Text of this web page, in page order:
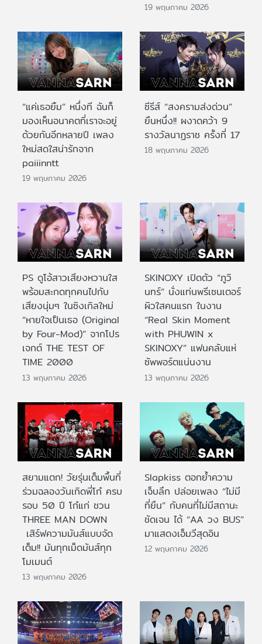
19 พฤษภาคม 2026
“แค่เธอยิ้ม” หนึ่งที ฉันก็
มองเห็นอนาคตที่เราจะอยู่
ด้วยกันอีกหลายปี เพลง
ใหม่สดใสน่ารักจาก
paiiinntt
19 พฤษภาคม 2026
ซีรีส์ “สงครามส่งด่วน”
ยืนหนึ่ง!! ผงาดคว้า 9
รางวัลนาฏราช ครั้งที่ 17
18 พฤษภาคม 2026
PS ดูโอ้สาวเสียงหวานใส
พร้อมสะกดทุกคนไปกับ
เสียงนุ่มๆ ในซิงเกิลใหม่
“หายใจเป็นเธอ (Original
by Four-Mod)” จากโปร
เจกต์ THE TEST OF
TIME 2000
13 พฤษภาคม 2026
SKINOXY เปิดตัว “ภูวิ
นทร์” นั่งแท่นพรีเซนเตอร์
ผิวใสคนแรก ในงาน
“Real Skin Moment
with PHUWIN x
SKINOXY” แฟนคลับแห่
ซัพพอร์ตแน่นงาน
13 พฤษภาคม 2026
สยามแตก! วัยรุ่นเต็มพื้นที่
ร่วมฉลองวันเกิดพี่โก๋ ครบ
รอบ 50 ปี โก๋แก่ ชวน
THREE MAN DOWN
เสิร์ฟความมันส์แบบจัด
เต็ม!! มันทุกเม็ดมันส์ทุก
โมเมนต์
13 พฤษภาคม 2026
Slapkiss ตอกย้ำความ
เจ็บลึก ปล่อยเพลง “ไม่มี
ที่ยืน” กับคนที่ไม่มีสถานะ
ชัดเจน ได้ “AA วง BUS”
มาแสดงเอ็มวีสุดอิน
12 พฤษภาคม 2026